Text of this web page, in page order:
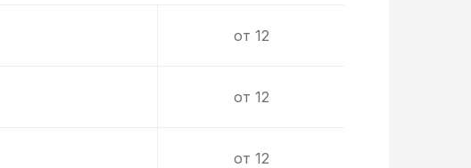
от 12
от 12
от 12